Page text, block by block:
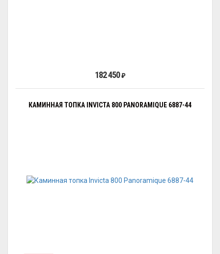
182 450₽
КАМИННАЯ ТОПКА INVICTA 800 PANORAMIQUE 6887-44